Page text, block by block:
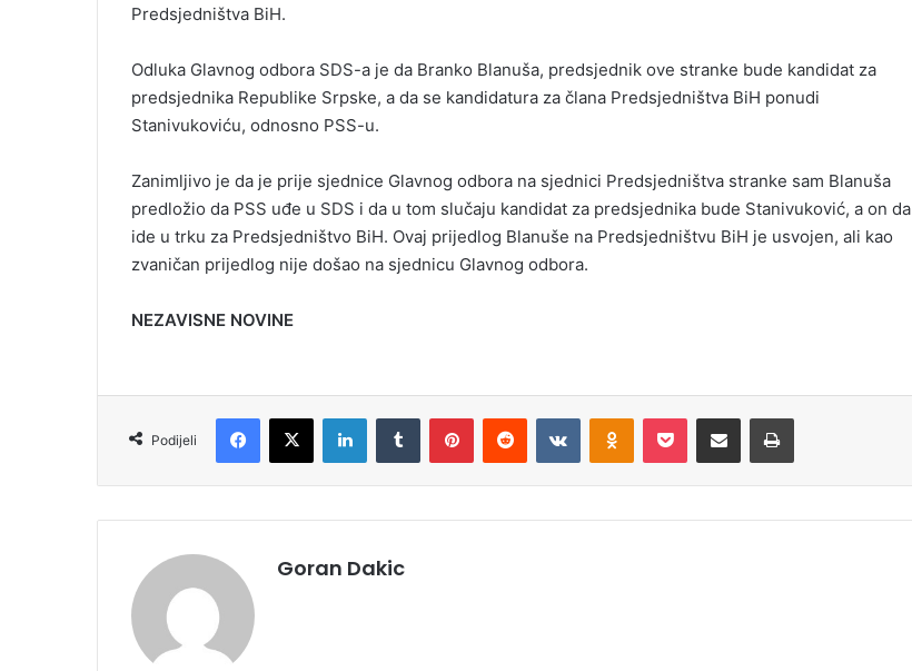
Predsjedništva BiH.
Odluka Glavnog odbora SDS-a je da Branko Blanuša, predsjednik ove stranke bude kandidat za
predsjednika Republike Srpske, a da se kandidatura za člana Predsjedništva BiH ponudi
Stanivukoviću, odnosno PSS-u.
Zanimljivo je da je prije sjednice Glavnog odbora na sjednici Predsjedništva stranke sam Blanuša
predložio da PSS uđe u SDS i da u tom slučaju kandidat za predsjednika bude Stanivuković, a on da
ide u trku za Predsjedništvo BiH. Ovaj prijedlog Blanuše na Predsjedništvu BiH je usvojen, ali kao
zvaničan prijedlog nije došao na sjednicu Glavnog odbora.
NEZAVISNE NOVINE
Podijeli
Goran Dakic